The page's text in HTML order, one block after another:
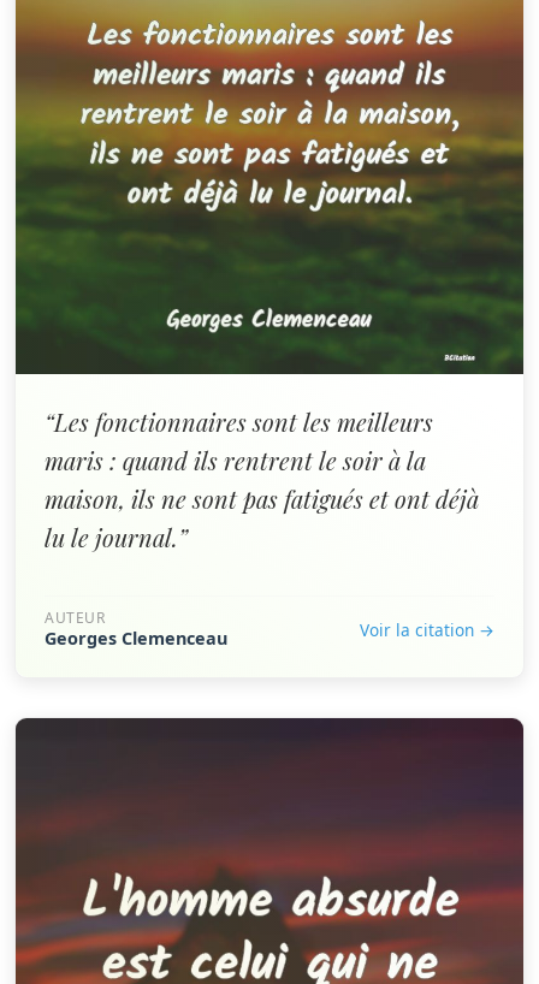
“Les fonctionnaires sont les meilleurs
maris : quand ils rentrent le soir à la
maison, ils ne sont pas fatigués et ont déjà
lu le journal.”
AUTEUR
Georges Clemenceau Voir la citation →